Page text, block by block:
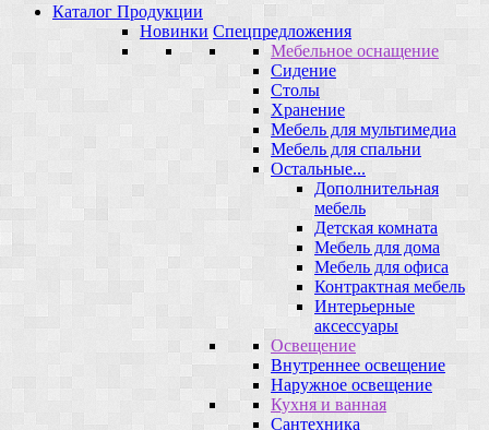
Каталог Продукции
Новинки Спецпредложения
Мебельное оснащение
Сидение
Столы
Хранение
Мебель для мультимедиа
Мебель для спальни
Остальные...
Дополнительная
мебель
Детская комната
Мебель для дома
Мебель для офиса
Контрактная мебель
Интерьерные
аксессуары
Освещение
Внутреннее освещение
Наружное освещение
Кухня и ванная
Сантехника